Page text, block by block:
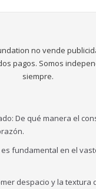
no vende
pagos. Somos
siempre.
De qué manera el
fundamental en el
despacio y la textura